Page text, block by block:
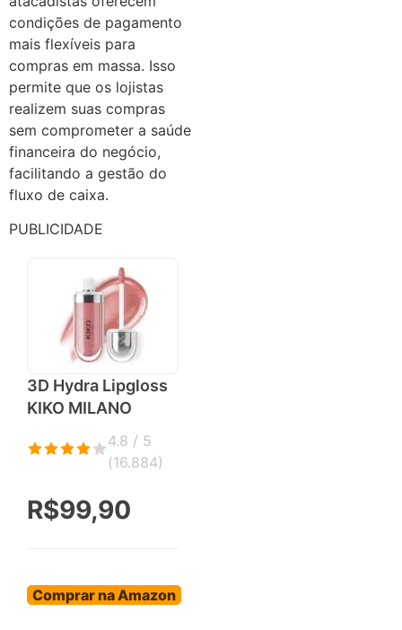
condições de pagamento
mais flexíveis para
compras em massa. Isso
permite que os lojistas
realizem suas compras
sem comprometer a saúde
financeira do negócio,
facilitando a gestão do
fluxo de caixa.
PUBLICIDADE
3D Hydra Lipgloss
KIKO MILANO
4.8 / 5
(16.884)
R$99,90
Comprar na Amazon